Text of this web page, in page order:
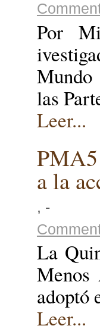
Por
las
Leer...
a la
, -
La
Menos
adoptó
Leer...